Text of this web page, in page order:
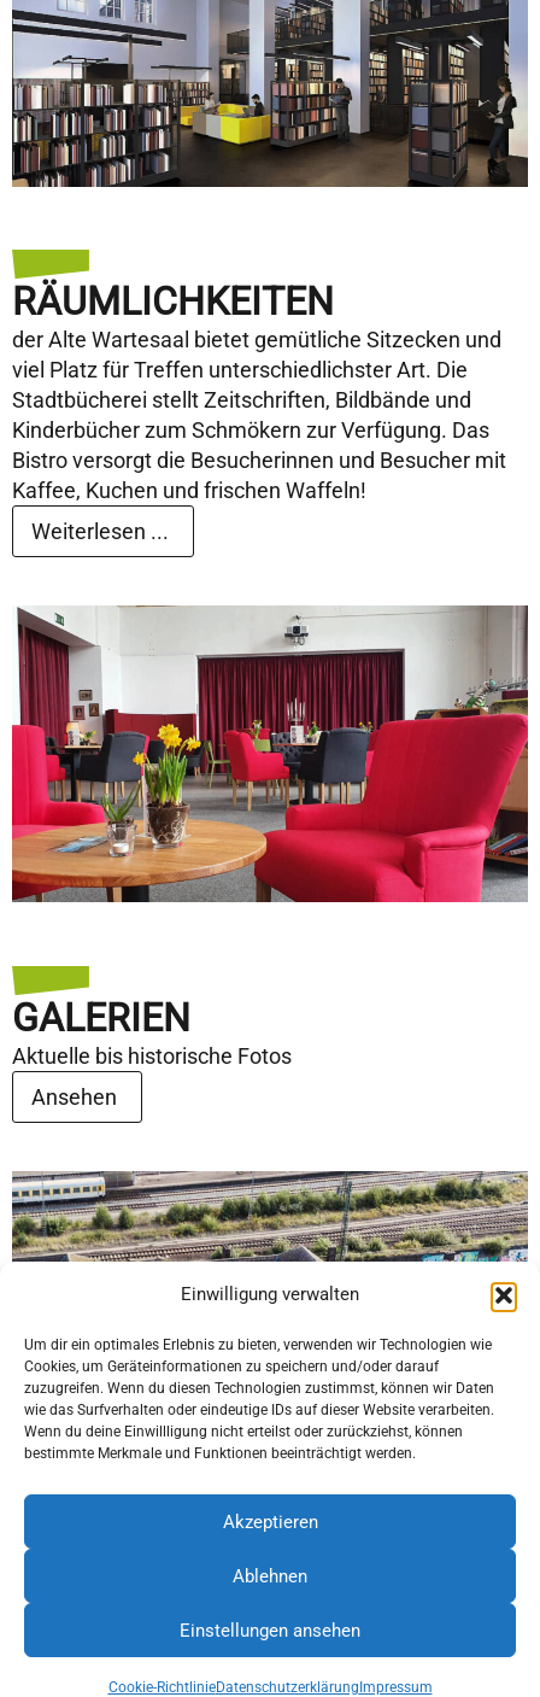
Einwilligung verwalten
Um dir ein optimales Erlebnis zu bieten, verwenden wir Technologien wie
Cookies, um Geräteinformationen zu speichern und/oder darauf
zuzugreifen. Wenn du diesen Technologien zustimmst, können wir Daten
wie das Surfverhalten oder eindeutige IDs auf dieser Website verarbeiten.
Wenn du deine Einwillligung nicht erteilst oder zurückziehst, können
bestimmte Merkmale und Funktionen beeinträchtigt werden.
Akzeptieren
Ablehnen
Einstellungen ansehen
Cookie-RichtlinieDatenschutzerklärung Impressum
RÄUMLICHKEITEN
der Alte Wartesaal bietet gemütliche Sitzecken und
viel Platz für Treffen unterschiedlichster Art. Die
Stadtbücherei stellt Zeitschriften, Bildbände und
Kinderbücher zum Schmökern zur Verfügung. Das
Bistro versorgt die Besucherinnen und Besucher mit
Kaffee, Kuchen und frischen Waffeln!
Weiterlesen ...
GALERIEN
Aktuelle bis historische Fotos
Ansehen
Löhne umsteigen. Der Bahnhof e.V.
Bünder Str. 7 | 32584 Löhne
MitgliederbereichImpressumDatenschutzCookie-Richtlinie (EU)